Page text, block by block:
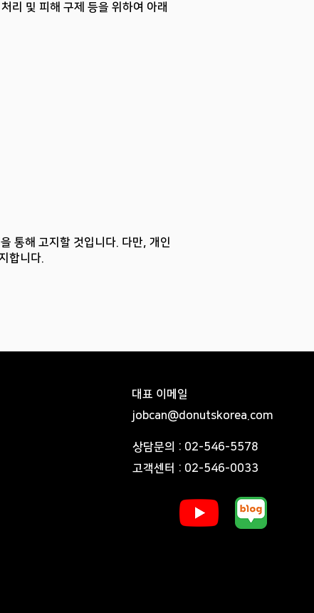
리 및 피해 구제 등을 위하여 아래
통해 고지할 것입니다. 다만, 개인
합니다.
대표 이메일
jobcan@donutskorea.com
​상담문의 : 02-546-5578
​고객센터 : 02-546-0033